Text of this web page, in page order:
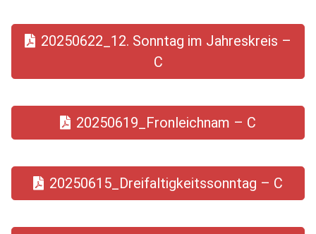
20250622_12. Sonntag im Jahreskreis –
C
20250619_Fronleichnam – C
20250615_Dreifaltigkeitssonntag – C